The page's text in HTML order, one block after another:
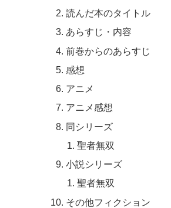
読んだ本のタイトル
あらすじ・内容
前巻からのあらすじ
感想
アニメ
アニメ感想
同シリーズ
聖者無双
小説シリーズ
聖者無双
その他フィクション